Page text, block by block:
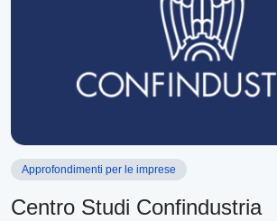
Approfondimenti per le imprese
Centro Studi Confindustria